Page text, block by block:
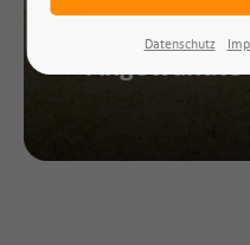
Angewandte
Datenschutz